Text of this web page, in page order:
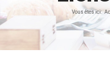
Vous êtes ici: